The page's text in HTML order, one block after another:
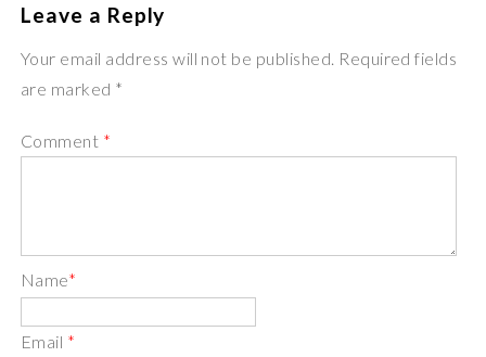
Leave a Reply
Your email address will not be published. Required fields
are marked *
Comment *
Name*
Email *